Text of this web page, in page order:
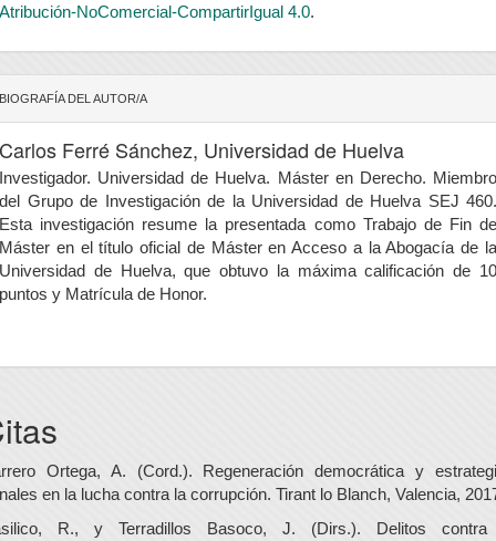
Atribución-NoComercial-CompartirIgual 4.0.
BIOGRAFÍA DEL AUTOR/A
Carlos Ferré Sánchez, Universidad de Huelva
Investigador. Universidad de Huelva. Máster en Derecho. Miembro
del Grupo de Investigación de la Universidad de Huelva SEJ 460.
Esta investigación resume la presentada como Trabajo de Fin de
Máster en el título oficial de Máster en Acceso a la Abogacía de la
Universidad de Huelva, que obtuvo la máxima calificación de 10
puntos y Matrícula de Honor.
Ortega, A. (Cord.). Regeneración democrática y
en la lucha contra la corrupción. Tirant lo Blanch, Valencia,
R., y Terradillos Basoco, J. (Dirs.). Delitos